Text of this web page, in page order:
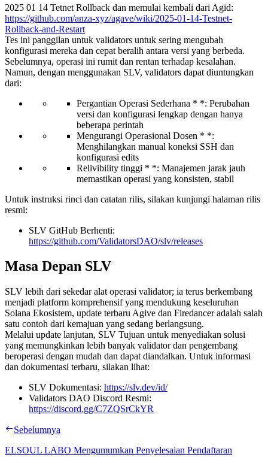
2025 01 14 Tetnet Rollback dan memulai kembali dari Agid:
https://github.com/anza-xyz/agave/wiki/2025-01-14-Testnet-
Rollback-and-Restart
Tes ini panggilan untuk validators untuk sering mengubah
konfigurasi mereka dan cepat beralih antara versi yang berbeda.
Sebelumnya, operasi ini rumit dan rentan terhadap kesalahan.
Namun, dengan menggunakan SLV, validators dapat diuntungkan
dari:
Pergantian Operasi Sederhana * *: Perubahan
versi dan konfigurasi lengkap dengan hanya
beberapa perintah
Mengurangi Operasional Dosen * *:
Menghilangkan manual koneksi SSH dan
konfigurasi edits
Relivibility tinggi * *: Manajemen jarak jauh
memastikan operasi yang konsisten, stabil
Untuk instruksi rinci dan catatan rilis, silakan kunjungi halaman rilis
resmi:
SLV GitHub Berhenti:
https://github.com/ValidatorsDAO/slv/releases
Masa Depan SLV
SLV lebih dari sekedar alat operasi validator; ia terus berkembang
menjadi platform komprehensif yang mendukung keseluruhan
Solana Ekosistem, update terbaru Agive dan Firedancer adalah salah
satu contoh dari kemajuan yang sedang berlangsung.
Melalui update lanjutan, SLV Tujuan untuk menyediakan solusi
yang memungkinkan lebih banyak validator dan pengembang
beroperasi dengan mudah dan dapat diandalkan. Untuk informasi
dan dokumentasi terbaru, silakan lihat:
SLV Dokumentasi: https://slv.dev/id/
Validators DAO Discord Resmi:
https://discord.gg/C7ZQSrCkYR
Sebelumnya
ELSOUL LABO Mengumumkan Penyelesaian Pendaftaran